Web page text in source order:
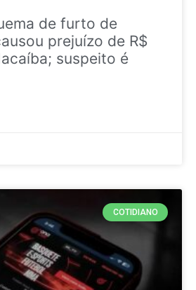
de furto de
prejuízo de R$
suspeito é
COTIDIANO